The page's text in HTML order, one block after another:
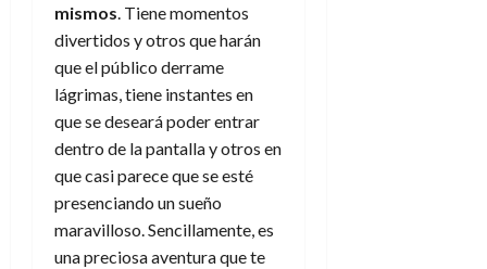
mismos . Tiene momentos
divertidos y otros que harán
que el público derrame
lágrimas, tiene instantes en
que se deseará poder entrar
dentro de la pantalla y otros en
que casi parece que se esté
presenciando un sueño
maravilloso. Sencillamente, es
una preciosa aventura que te